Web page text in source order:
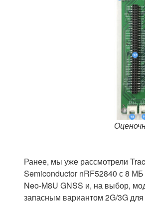
Ранее, мы уже рассмотрели
Semiconductor nRF52840 с 8
Neo-M8U GNSS и, на выбор,
запасным вариантом 2G/3G